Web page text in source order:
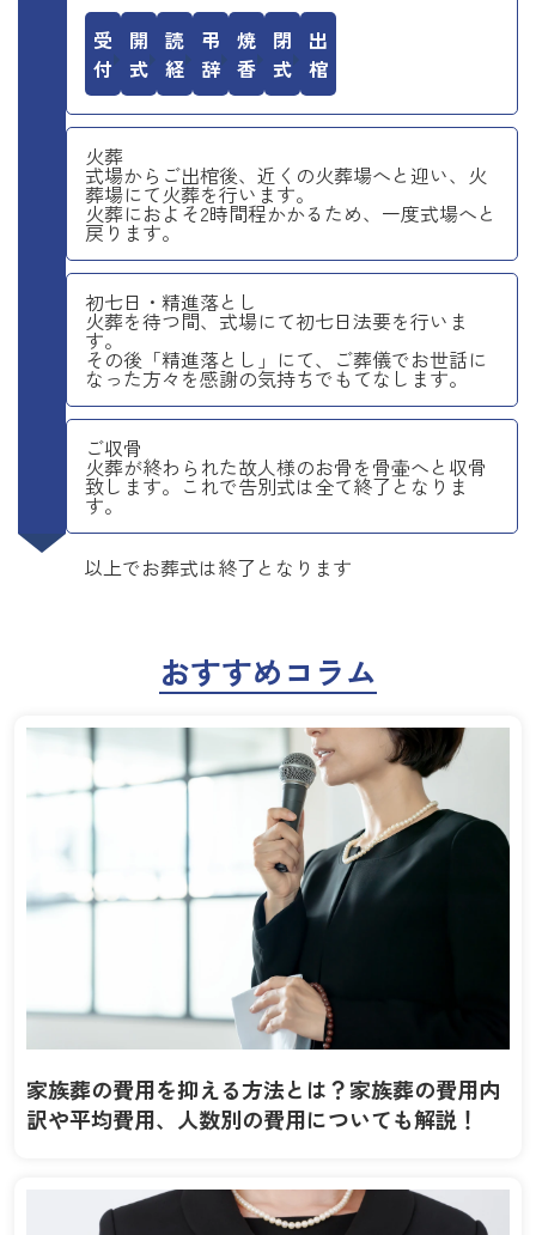
受付 開式 読経 弔辞 焼香 閉式 出棺
火葬
式場からご出棺後、近くの火葬場へと迎い、火
葬場にて火葬を行います。
火葬におよそ2時間程かかるため、一度式場へと
戻ります。
初七日・精進落とし
火葬を待つ間、式場にて初七日法要を行いま
す。
その後「精進落とし」にて、ご葬儀でお世話に
なった方々を感謝の気持ちでもてなします。
ご収骨
火葬が終わられた故人様のお骨を骨壷へと収骨
致します。これで告別式は全て終了となりま
す。
以上でお葬式は終了となります
おすすめコラム
家族葬の費用を抑える方法とは？家族葬の費用内
訳や平均費用、人数別の費用についても解説！